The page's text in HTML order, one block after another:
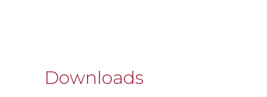
Downloads